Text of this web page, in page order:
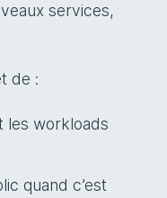
services,
de :
les workloads
quand c’est